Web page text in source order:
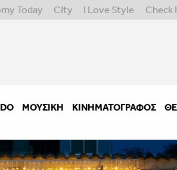
Today City I Love Style Check
ΜΟΥΣΙΚΉ ΚΙΝΗΜΑΤΟΓΡΆΦΟΣ